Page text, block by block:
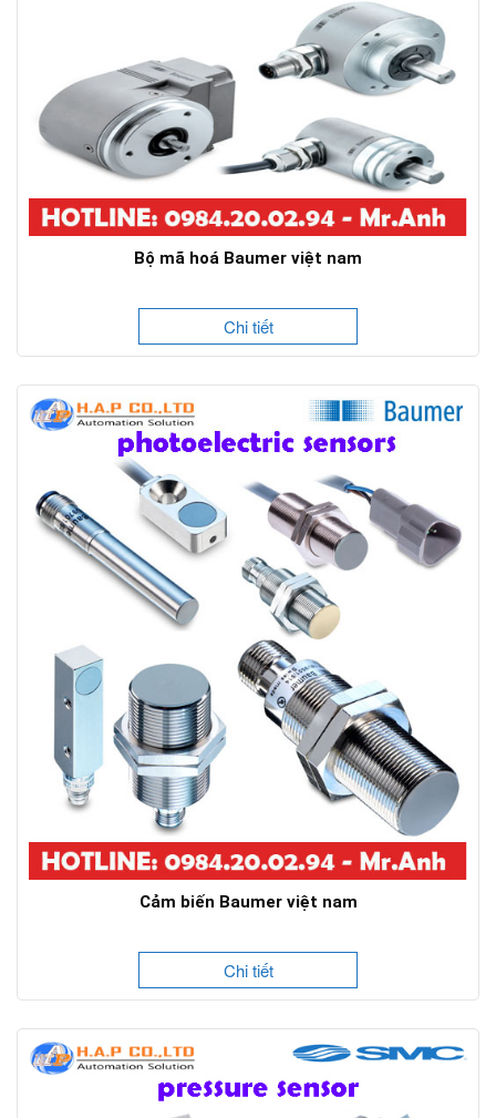
Bộ mã hoá Baumer việt nam
Chi tiết
Cảm biến Baumer việt nam
Chi tiết